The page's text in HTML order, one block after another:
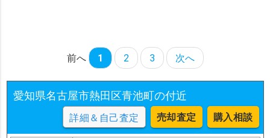
前へ 1 2 3 次へ
愛知県名古屋市熱田区青池町の付近
詳細＆自己査定 売却査定 購入相談